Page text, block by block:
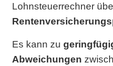
Lohnsteuerrechner
Es kann zu
Abweichungen